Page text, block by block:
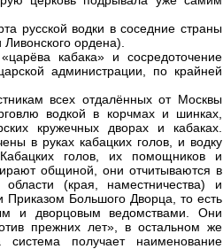
русской водки в соседние страны
ордена).
кабака» и сосредоточение
администрации, по крайней
всех отдалённых от Москвы
водкой в корчмах и шинках,
кружечных дворах и кабаках.
в руках кабацких голов, и водку
голов, их помощников и
общиной, они отчитываются в
(края, наместничества) и
Приказом Большого Дворца, то есть
и дворцовым ведомствами. Они
прежних лет», в остальном же
получает наименование